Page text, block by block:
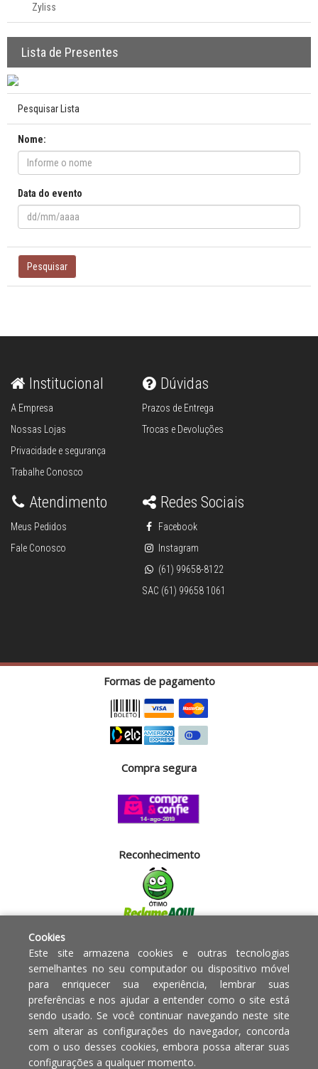
Zyliss
Lista de Presentes
Pesquisar Lista
Nome:
Data do evento
Pesquisar
Institucional
A Empresa
Nossas Lojas
Privacidade e segurança
Trabalhe Conosco
Dúvidas
Prazos de Entrega
Trocas e Devoluções
Atendimento
Meus Pedidos
Fale Conosco
Redes Sociais
Facebook
Instagram
(61) 99658-8122
SAC (61) 99658 1061
Formas de pagamento
Compra segura
Reconhecimento
Powered by:
Copyright © 2010 - 2017 Razão
social Blumenau - RA OBJETOS PARA
O LAR EIRELI CNPJ -
Em caso de divergência de
preços, o valor válido é o do
Cookies
Este site armazena cookies e outras tecnologias
semelhantes no seu computador ou dispositivo móvel
para enriquecer sua experiência, lembrar suas
preferências e nos ajudar a entender como o site está
sendo usado. Se você continuar navegando neste site
sem alterar as configurações do navegador, concorda
com o uso desses cookies, embora possa alterar suas
configurações a qualquer momento.